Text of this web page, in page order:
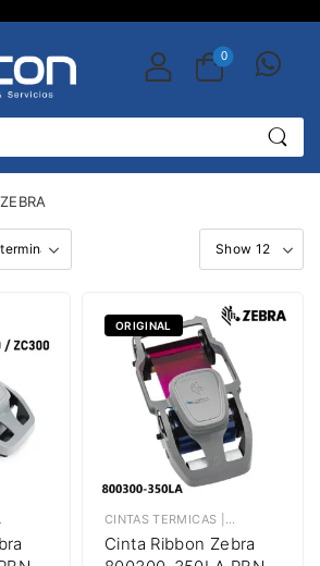
0
ZEBRA
ADHESIVAS
ORIGINAL
CINTAS TERMICAS | TICKETERAS | LAMINADAS | ETIQUETADORAS | CONTINUAS ADHESIVAS
Cinta Ribbon Zebra